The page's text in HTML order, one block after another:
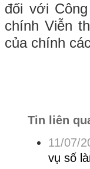
đối với
chính Viễn
của chính
Tin liên
11/07/
vụ số